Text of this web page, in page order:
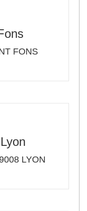
FONS
LYON